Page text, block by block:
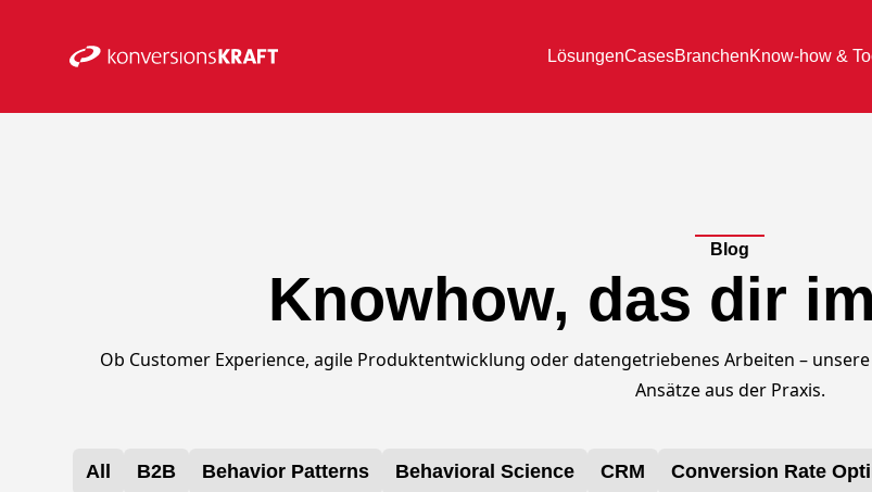
LösungenCasesBranchenKnow-how &
Blog
Knowhow, das dir
Ob Customer Experience, agile Produktentwicklung oder datengetriebenes Arbeiten –
Ansätze aus der Praxis.
All B2B Behavior Patterns Behavioral Science CRM Conversion Rate